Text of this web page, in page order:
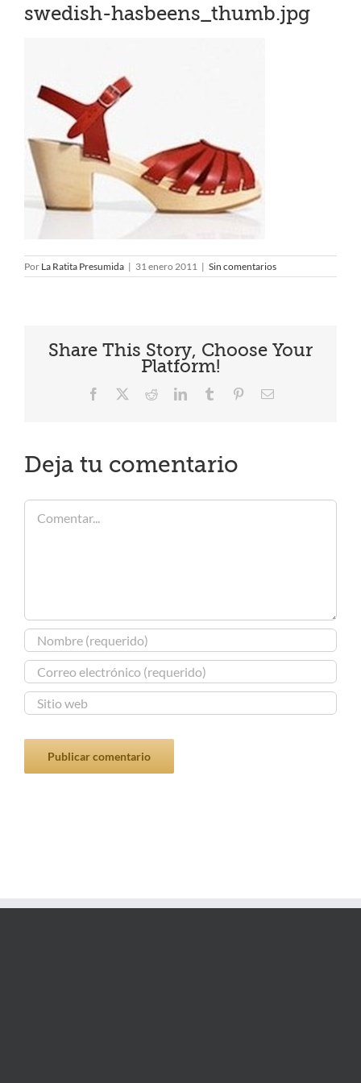
swedish-hasbeens_thumb.jpg
Por La Ratita Presumida | 31 enero 2011 | Sin comentarios
Share This Story, Choose Your
Platform!
Facebook RedditLinkedInTumblr PinterestCorreo
Deja tu comentario
Comentar